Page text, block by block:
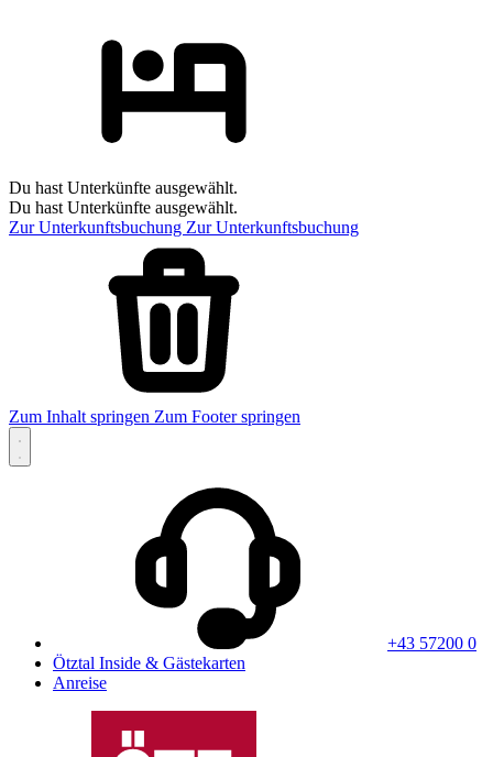
Du hast Unterkünfte ausgewählt.
Du hast Unterkünfte ausgewählt.
Zur Unterkunftsbuchung Zur Unterkunftsbuchung
Zum Inhalt springen Zum Footer springen
+43 57200 0
Ötztal Inside & Gästekarten
Anreise